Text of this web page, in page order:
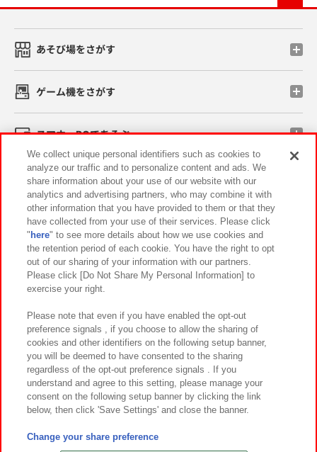
あそび場をさがす
ゲーム機をさがす
スマホ・PCであそぶ
イベント・キャンペーン
関連会社 サステナビリティ サイトポリシー
プライバシーポリシー ウェブアクセシビリティ方針と検証結果
お取引先さまとともに
カスタマーハラスメント対応方針 よくあるご質問・お問い合わせ
©Bandai Namco Amusement Inc.
©Bandai Namco Amusement Lab Inc.
We collect unique personal identifiers such as cookies to
analyze our traffic and to personalize content and ads. We
share information about your use of our website with our
analytics and advertising partners, who may combine it with
other information that you have provided to them or that they
have collected from your use of their services. Please click
" here" to see more details about how we use cookies and
the retention period of each cookie. You have the right to opt
out of our sharing of your information with our partners.
Please click [Do Not Share My Personal Information] to
exercise your right.
Please note that even if you have enabled the opt-out
preference signals , if you choose to allow the sharing of
cookies and other identifiers on the following setup banner,
you will be deemed to have consented to the sharing
regardless of the opt-out preference signals . If you
understand and agree to this setting, please manage your
consent on the following setup banner by clicking the link
below, then click 'Save Settings' and close the banner.
Change your share preference